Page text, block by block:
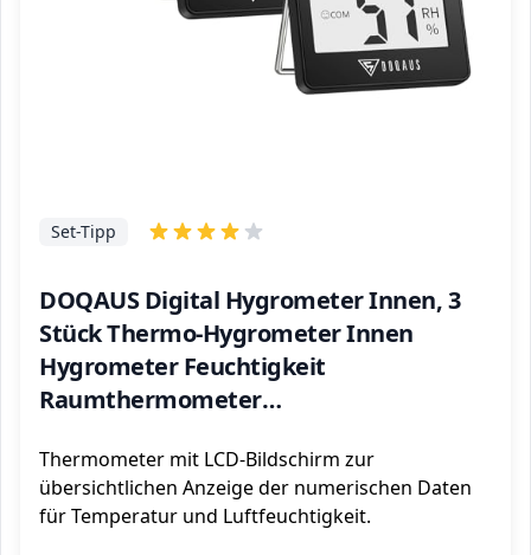
DOQAUS Digital Hygrometer Innen, 3
Stück Thermo-Hygrometer Innen
Hygrometer Feuchtigkeit
Raumthermometer
Genauigkeit, für Innenraum,
Babyraum, Wohnzimmer, Büro
Set-Tipp
Thermometer mit LCD-Bildschirm zur
übersichtlichen Anzeige der numerischen Daten
für Temperatur und Luftfeuchtigkeit.